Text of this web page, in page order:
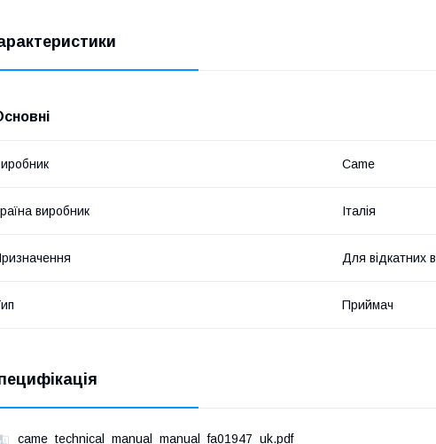
Came
виробник Італія
Для відкатних
Приймач
came_technical_manual_manual_fa01947_uk.pdf